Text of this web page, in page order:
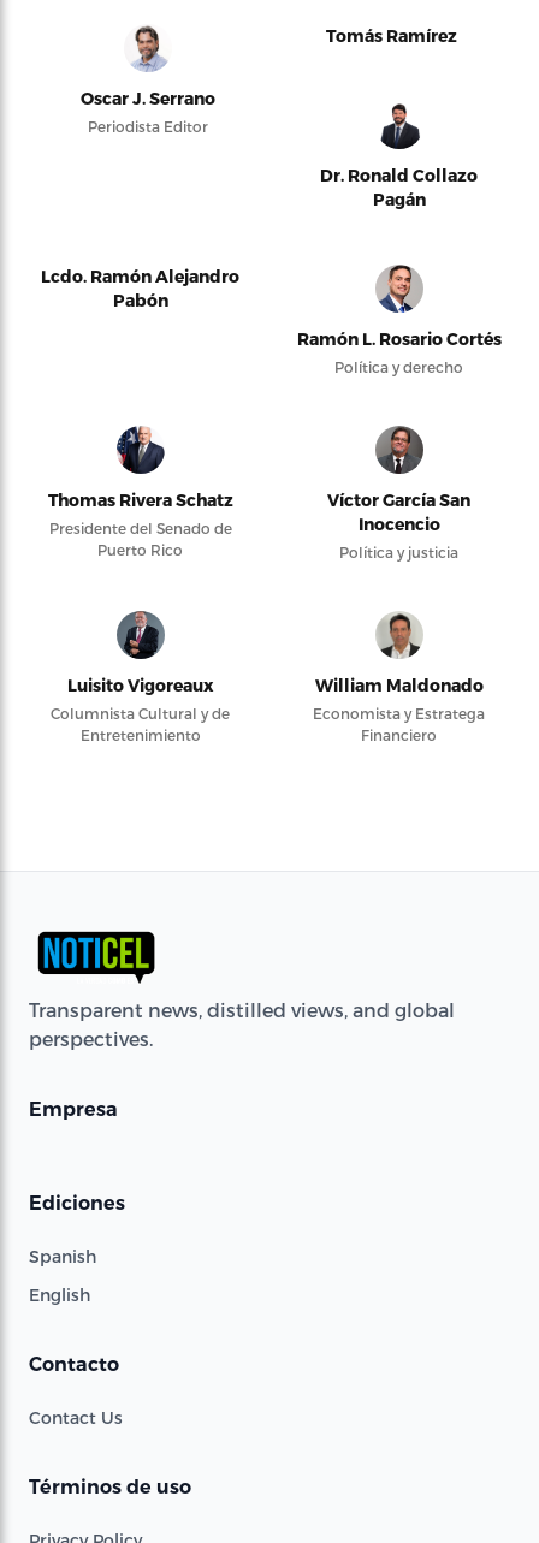
Oscar J. Serrano
Periodista Editor
Tomás Ramírez
Dr. Ronald Collazo
Pagán
Lcdo. Ramón Alejandro
Pabón
Ramón L. Rosario Cortés
Política y derecho
Thomas Rivera Schatz
Presidente del Senado de
Puerto Rico
Víctor García San
Inocencio
Política y justicia
Luisito Vigoreaux
Columnista Cultural y de
Entretenimiento
William Maldonado
Economista y Estratega
Financiero
Transparent news, distilled views, and global
perspectives.
Empresa
Ediciones
Spanish
English
Contacto
Contact Us
Términos de uso